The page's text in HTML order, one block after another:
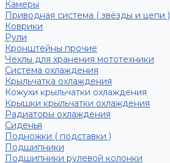
Камеры
Приводная система ( звёзды и цепи )
Коврики
Рули
Кронштейны прочие
Чехлы для хранения мототехники
Система охлаждения
Крыльчатка охлаждения
Кожухи крыльчатки охлаждения
Крышки крыльчатки охлаждения
Радиаторы охлаждения
Сиденья
Подножки ( подставки )
Подшипники
Подшипники рулевой колонки